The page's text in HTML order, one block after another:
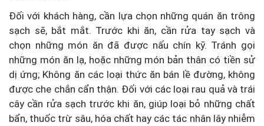
Đối với khách hàng, cần lựa chọn những quán ăn trông
sạch sẽ, bắt mắt. Trước khi ăn, cần rửa tay sạch và
chọn những món ăn đã được nấu chín kỹ. Tránh gọi
những món ăn lạ, hoặc những món bản thân có tiền sử
dị ứng; Không ăn các loại thức ăn bán lề đường, không
được che chắn cẩn thận. Đối với các loại rau quả và trái
cây cần rửa sạch trước khi ăn, giúp loại bỏ những chất
bẩn, thuốc trừ sâu, hóa chất hay các tác nhân lây nhiễm